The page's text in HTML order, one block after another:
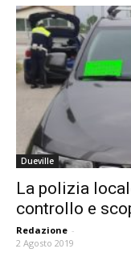
Dueville
La polizia
controllo e
Redazione -
2 Agosto 2019